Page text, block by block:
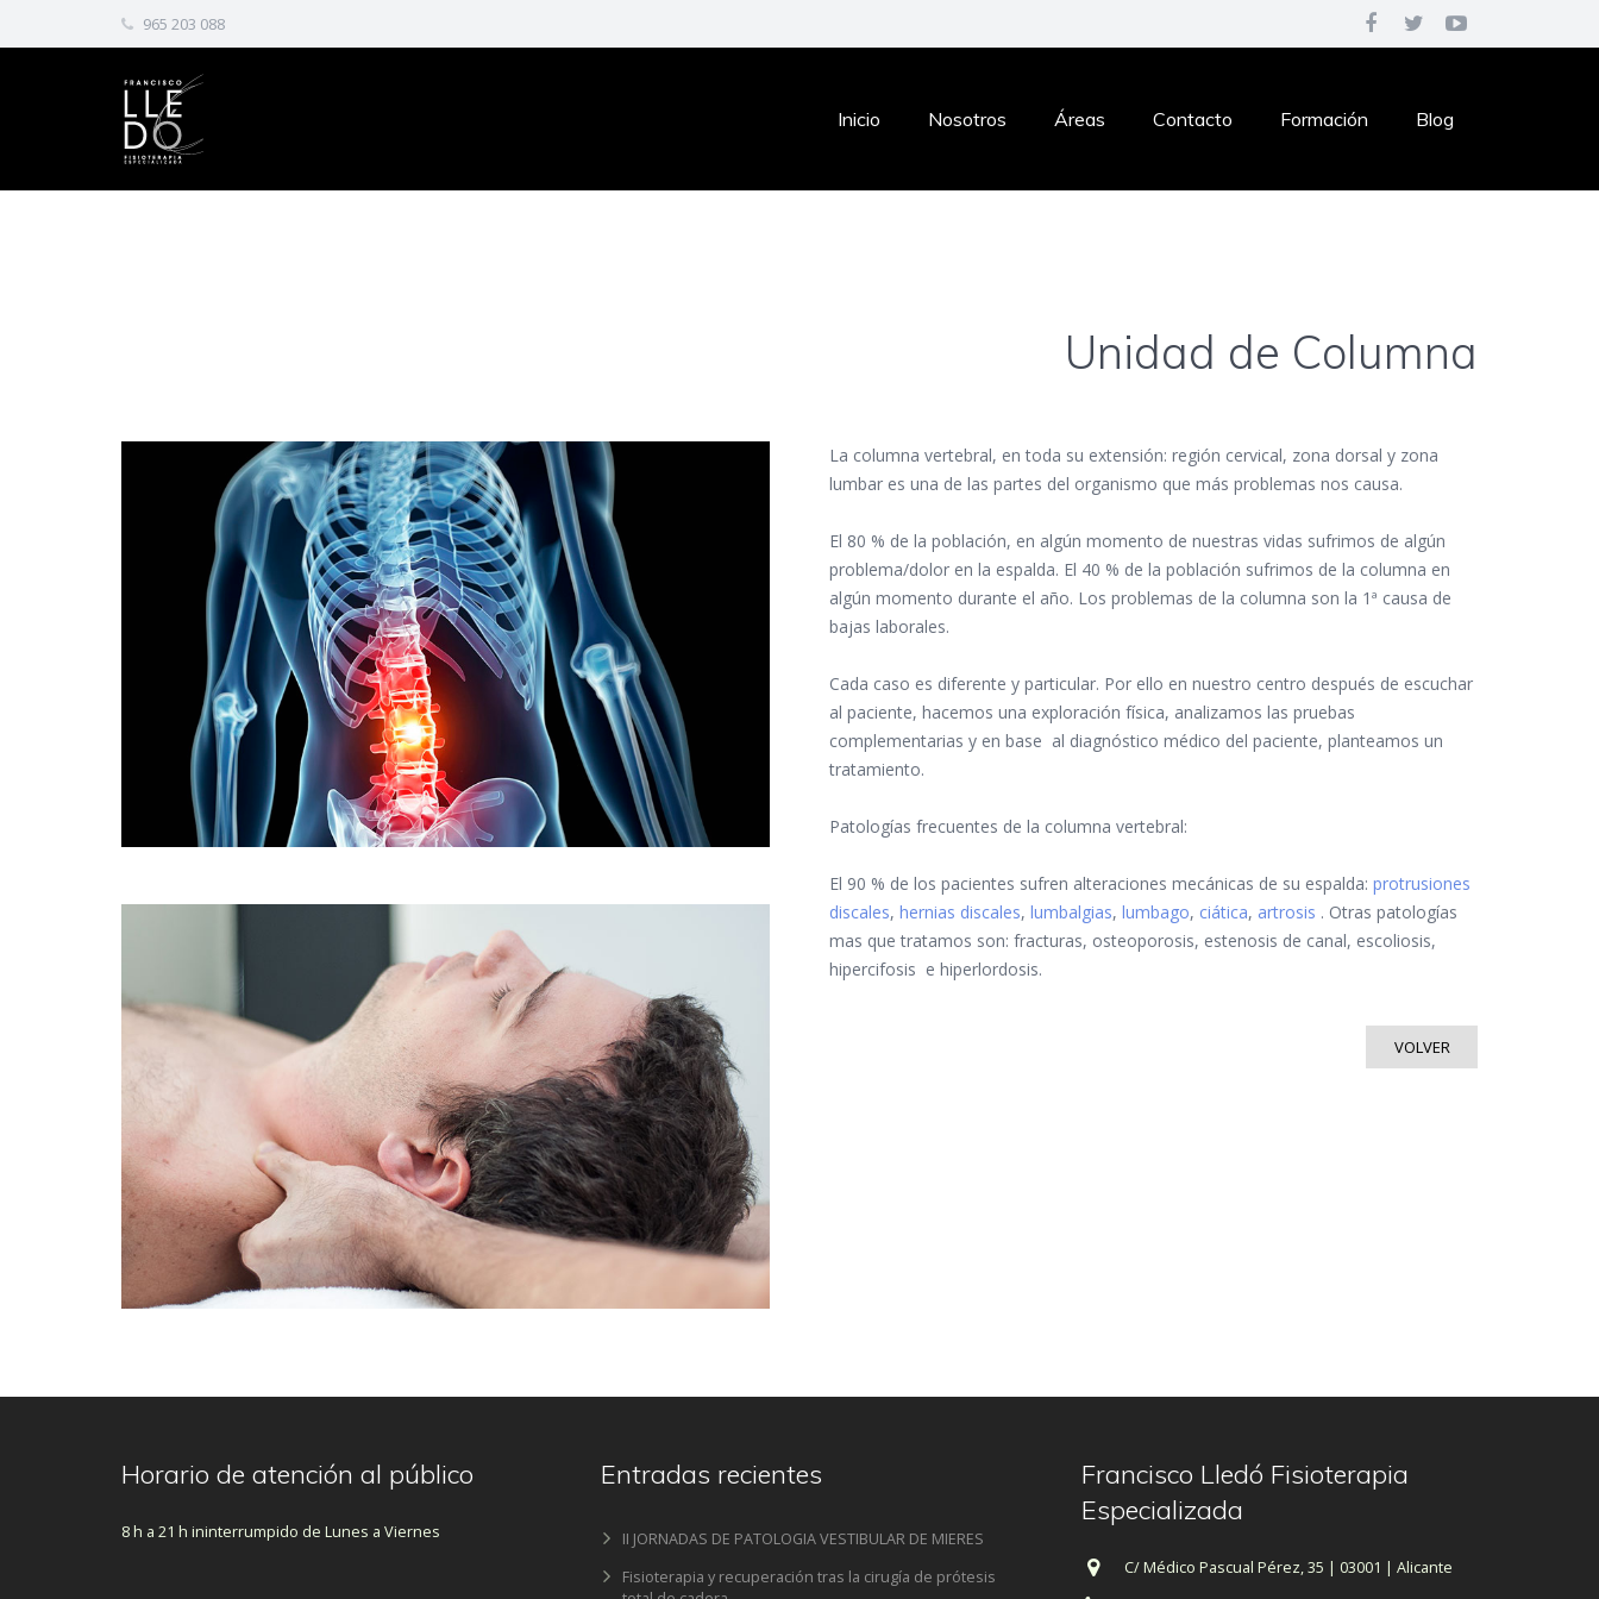
965 203 088
Inicio Nosotros Áreas Contacto Formación Blog
Unidad de Columna
La columna vertebral, en toda su extensión: región cervical, zona dorsal y zona
lumbar es una de las partes del organismo que más problemas nos causa.
El 80 % de la población, en algún momento de nuestras vidas sufrimos de algún
problema/dolor en la espalda. El 40 % de la población sufrimos de la columna en
algún momento durante el año. Los problemas de la columna son la 1ª causa de
bajas laborales.
Cada caso es diferente y particular. Por ello en nuestro centro después de escuchar
al paciente, hacemos una exploración física, analizamos las pruebas
complementarias y en base al diagnóstico médico del paciente, planteamos un
tratamiento.
Patologías frecuentes de la columna vertebral:
El 90 % de los pacientes sufren alteraciones mecánicas de su espalda: protrusiones
discales, hernias discales, lumbalgias, lumbago, ciática, artrosis . Otras patologías
mas que tratamos son: fracturas, osteoporosis, estenosis de canal, escoliosis,
hipercifosis e hiperlordosis.
VOLVER
Horario de atención al público
8 h a 21 h ininterrumpido de Lunes a Viernes
Entradas recientes
II JORNADAS DE PATOLOGIA VESTIBULAR DE MIERES
Fisioterapia y recuperación tras la cirugía de prótesis
Francisco Lledó Fisioterapia
Especializada
C/ Médico Pascual Pérez, 35 | 03001 | Alicante